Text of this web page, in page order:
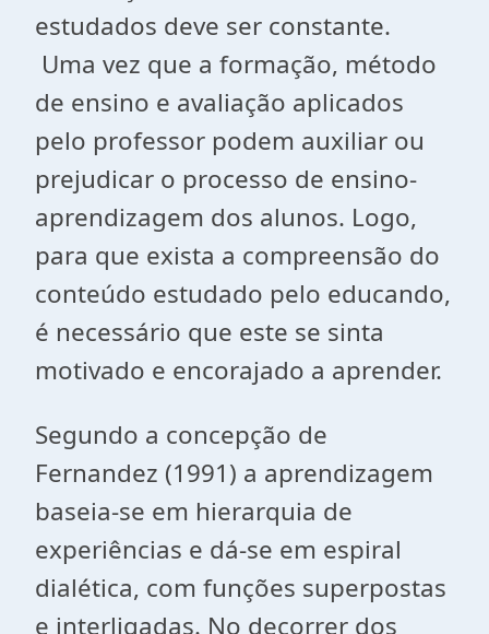
estudados deve ser constante.
Uma vez que a formação, método
de ensino e avaliação aplicados
pelo professor podem auxiliar ou
prejudicar o processo de ensino-
aprendizagem dos alunos. Logo,
para que exista a compreensão do
conteúdo estudado pelo educando,
é necessário que este se sinta
motivado e encorajado a aprender.
Segundo a concepção de
Fernandez (1991) a aprendizagem
baseia-se em hierarquia de
experiências e dá-se em espiral
dialética, com funções superpostas
e interligadas. No decorrer dos